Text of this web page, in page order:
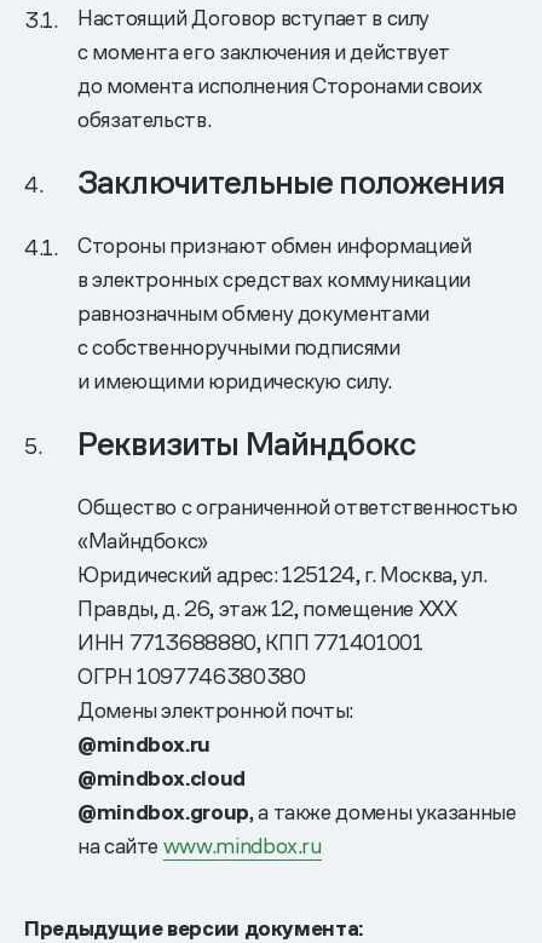
Настоящий Договор вступает в силу
с момента его заключения и действует
до момента исполнения Сторонами своих
обязательств.
Заключительные положения
Стороны признают обмен информацией
в электронных средствах коммуникации
равнозначным обмену документами
с собственноручными подписями
и имеющими юридическую силу.
Реквизиты Майндбокс
Общество с ограниченной ответственностью
«Майндбокс»
Юридический адрес: 125124, г. Москва, ул.
Правды, д. 26, этаж 12, помещение XXX
ИНН 7713688880, КПП 771401001
ОГРН 1097746380380
Домены электронной почты:
@mindbox.ru
@mindbox.cloud
@mindbox.group, а также домены указанные
на сайте www.mindbox.ru
Предыдущие версии документа: